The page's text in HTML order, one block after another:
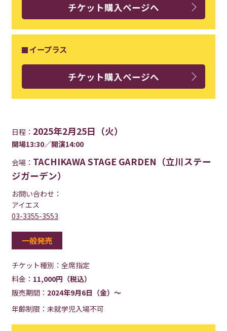
チケット購入ページへ
イープラス
チケット購入ページへ
日程： 2025年2月25日（火）
開場13:30／開演14:00
会場： TACHIKAWA STAGE GARDEN（立川ステー
ジガーデン）
お問い合わせ：
アイエス
03-3355-3553
一般発売
チケット種別： 全席指定
料金： 11,000円（税込）
販売期間： 2024年9月6日（金）～
年齢制限：未就学児入場不可